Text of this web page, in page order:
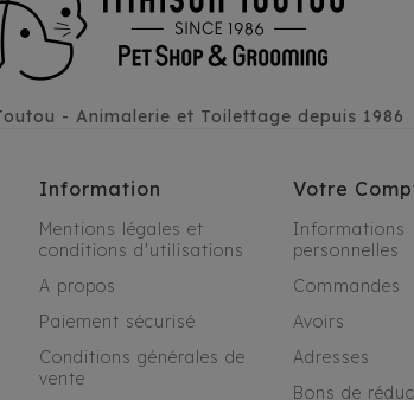
- Animalerie et Toilettage depuis 1986
Information
Mentions légales et
conditions d'utilisations
A propos
Paiement sécurisé
Conditions générales de
vente
Votre
Informations
personnelles
Commandes
Avoirs
Adresses
Bons de